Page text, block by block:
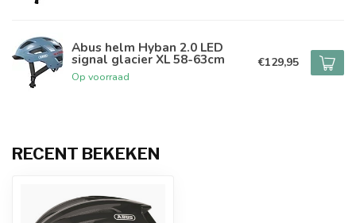
Abus helm Hyban 2.0 LED
signal glacier XL 58-63cm
Op voorraad
€129,95
RECENT BEKEKEN